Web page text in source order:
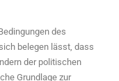
des
belegen lässt, dass
der politischen
Grundlage zur